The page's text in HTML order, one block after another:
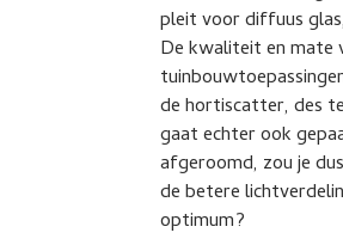
pleit voor diffuus
De kwaliteit en
de hortiscatter, des
gaat echter ook
afgeroomd, zou je
de betere
optimum?